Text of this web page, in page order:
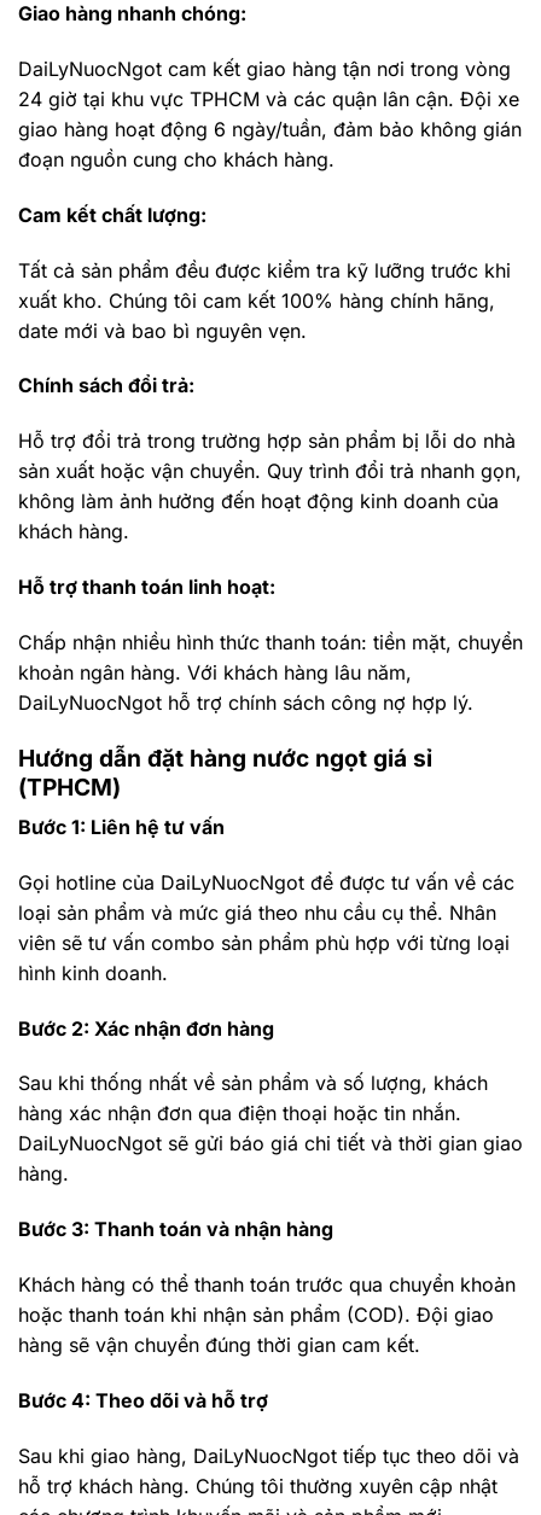
Giao hàng nhanh chóng:
DaiLyNuocNgot cam kết giao hàng tận nơi trong vòng
24 giờ tại khu vực TPHCM và các quận lân cận. Đội xe
giao hàng hoạt động 6 ngày/tuần, đảm bảo không gián
đoạn nguồn cung cho khách hàng.
Cam kết chất lượng:
Tất cả sản phẩm đều được kiểm tra kỹ lưỡng trước khi
xuất kho. Chúng tôi cam kết 100% hàng chính hãng,
date mới và bao bì nguyên vẹn.
Chính sách đổi trả:
Hỗ trợ đổi trả trong trường hợp sản phẩm bị lỗi do nhà
sản xuất hoặc vận chuyển. Quy trình đổi trả nhanh gọn,
không làm ảnh hưởng đến hoạt động kinh doanh của
khách hàng.
Hỗ trợ thanh toán linh hoạt:
Chấp nhận nhiều hình thức thanh toán: tiền mặt, chuyển
khoản ngân hàng. Với khách hàng lâu năm,
DaiLyNuocNgot hỗ trợ chính sách công nợ hợp lý.
Hướng dẫn đặt hàng nước ngọt giá sỉ
(TPHCM)
Bước 1: Liên hệ tư vấn
Gọi hotline của DaiLyNuocNgot để được tư vấn về các
loại sản phẩm và mức giá theo nhu cầu cụ thể. Nhân
viên sẽ tư vấn combo sản phẩm phù hợp với từng loại
hình kinh doanh.
Bước 2: Xác nhận đơn hàng
Sau khi thống nhất về sản phẩm và số lượng, khách
hàng xác nhận đơn qua điện thoại hoặc tin nhắn.
DaiLyNuocNgot sẽ gửi báo giá chi tiết và thời gian giao
hàng.
Bước 3: Thanh toán và nhận hàng
Khách hàng có thể thanh toán trước qua chuyển khoản
hoặc thanh toán khi nhận sản phẩm (COD). Đội giao
hàng sẽ vận chuyển đúng thời gian cam kết.
Bước 4: Theo dõi và hỗ trợ
Sau khi giao hàng, DaiLyNuocNgot tiếp tục theo dõi và
hỗ trợ khách hàng. Chúng tôi thường xuyên cập nhật